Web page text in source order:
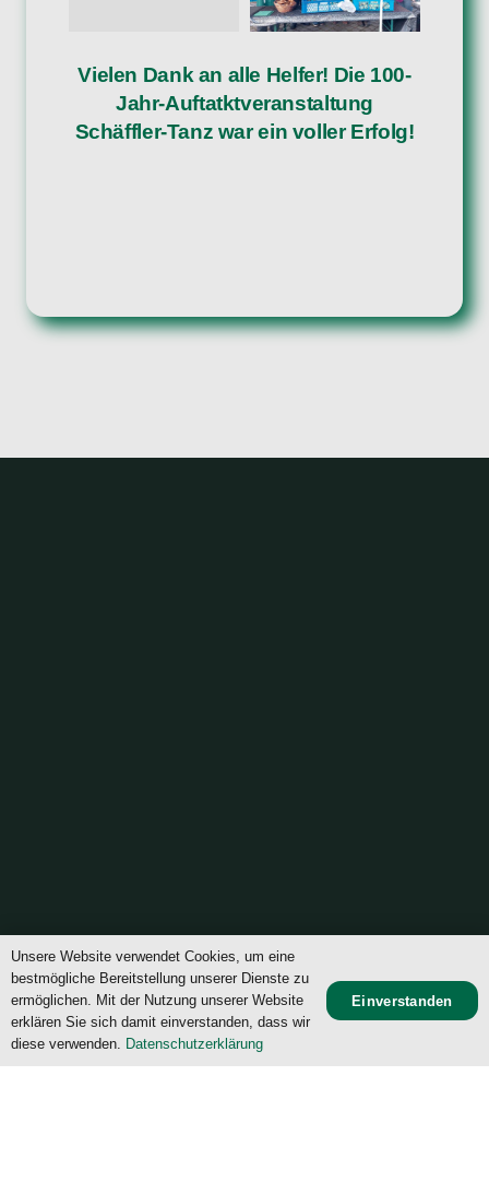
Vielen Dank an alle Helfer! Die 100-
Jahr-Auftatktveranstaltung
Schäffler-Tanz war ein voller Erfolg!
Unsere Website verwendet Cookies, um eine
bestmögliche Bereitstellung unserer Dienste zu
ermöglichen. Mit der Nutzung unserer Website
erklären Sie sich damit einverstanden, dass wir
diese verwenden. Datenschutzerklärung
Einverstanden